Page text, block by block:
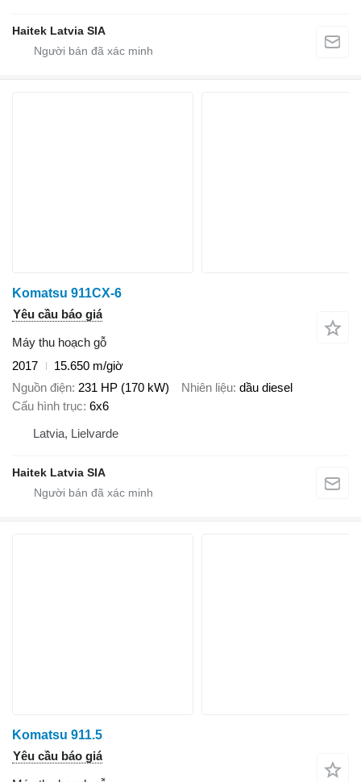
Haitek Latvia SIA
Komatsu 911CX-6
Yêu cầu báo giá
Máy thu hoạch gỗ
2017
15.650 m/giờ
Nguồn điện 231 HP (170 kW) Nhiên liệu dầu diesel
Cấu hình trục 6x6
Latvia, Lielvarde
Haitek Latvia SIA
Komatsu 911.5
Yêu cầu báo giá